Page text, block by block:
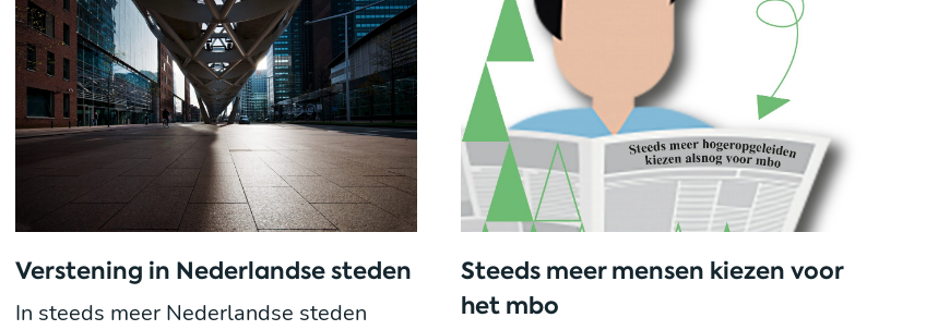
Verstening in Nederlandse steden
In steeds meer Nederlandse steden
Steeds meer mensen kiezen voor
het mbo